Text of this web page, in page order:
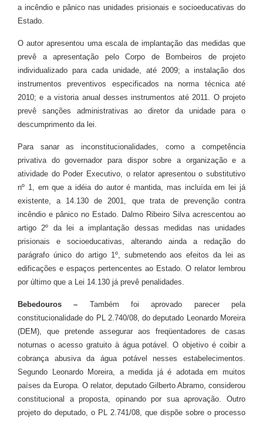
a incêndio e pânico nas unidades prisionais e socioeducativas do
Estado.
O autor apresentou uma escala de implantação das medidas que
prevê a apresentação pelo Corpo de Bombeiros de projeto
individualizado para cada unidade, até 2009; a instalação dos
instrumentos preventivos especificados na norma técnica até
2010; e a vistoria anual desses instrumentos até 2011. O projeto
prevê sanções administrativas ao diretor da unidade para o
descumprimento da lei.
Para sanar as inconstitucionalidades, como a competência
privativa do governador para dispor sobre a organização e a
atividade do Poder Executivo, o relator apresentou o substitutivo
nº 1, em que a idéia do autor é mantida, mas incluída em lei já
existente, a 14.130 de 2001, que trata de prevenção contra
incêndio e pânico no Estado. Dalmo Ribeiro Silva acrescentou ao
artigo 2º da lei a implantação dessas medidas nas unidades
prisionais e socioeducativas, alterando ainda a redação do
parágrafo único do artigo 1º, submetendo aos efeitos da lei as
edificações e espaços pertencentes ao Estado. O relator lembrou
por último que a Lei 14.130 já prevê penalidades.
Bebedouros – Também foi aprovado parecer pela
constitucionalidade do PL 2.740/08, do deputado Leonardo Moreira
(DEM), que pretende assegurar aos freqüentadores de casas
noturnas o acesso gratuito à água potável. O objetivo é coibir a
cobrança abusiva da água potável nesses estabelecimentos.
Segundo Leonardo Moreira, a medida já é adotada em muitos
países da Europa. O relator, deputado Gilberto Abramo, considerou
constitucional a proposta, opinando por sua aprovação. Outro
projeto do deputado, o PL 2.741/08, que dispõe sobre o processo